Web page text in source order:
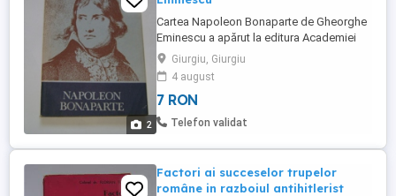
2
Cartea Napoleon Bonaparte de Gheorghe
Eminescu a apărut la editura Academiei
Republicii Socialiste România în 1986, în
328 pagini. Este editia a II-a revăzută si
adăugită. Extrem de interesantă, Gh.
Eminescu fiind pasionat absolut de
subiect iar cartea beneficiind de
Giurgiu, Giurgiu
4 august
7 RON
Telefon validat
Factori ai succeselor trupelor
române in razboiul antihitlerist